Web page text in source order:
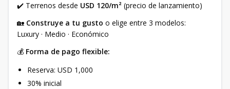
✔️ Terrenos desde USD 120/m² (precio de lanzamiento)
🏡 Construye a tu gusto o elige entre 3 modelos:
Luxury · Medio · Económico
💰 Forma de pago flexible:
Reserva: USD 1,000
30% inicial